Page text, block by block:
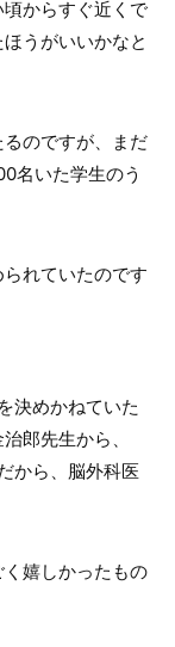
からすぐ近くで
うがいいかなと
のですが、まだ
名いた学生のう
れていたのです
決めかねていた
郎先生から、
から、脳外科医
嬉しかったもの